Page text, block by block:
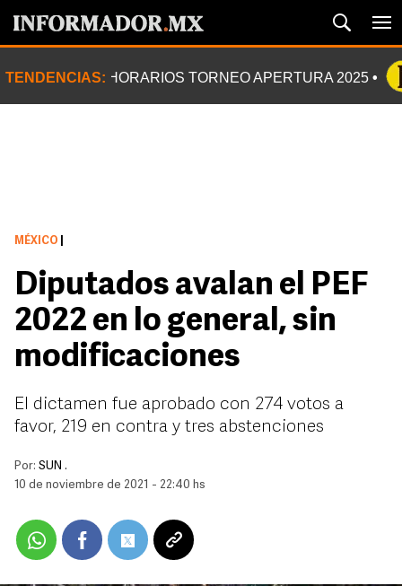
TENDENCIAS: HORARIOS TORNEO APERTURA 2025
MÉXICO
Diputados avalan el PEF
2022 en lo general, sin
modificaciones
El dictamen fue aprobado con 274 votos a
favor, 219 en contra y tres abstenciones
Por: SUN .
10 de noviembre de 2021 - 22:40 hs